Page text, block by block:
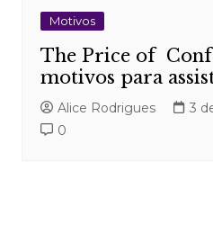
Motivos
The Price of
motivos para
Alice Rodrigues
3
0